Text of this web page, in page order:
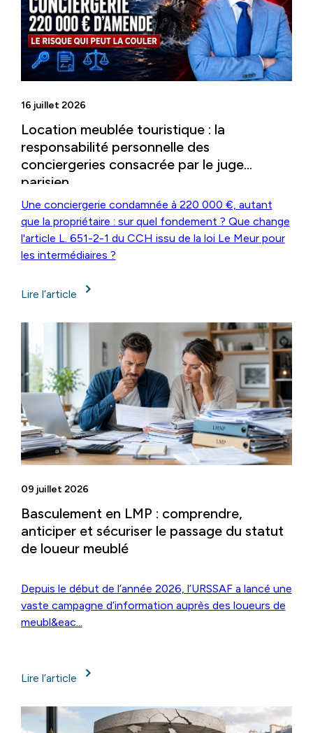
16 juillet 2026
Location meublée touristique : la
responsabilité personnelle des
conciergeries consacrée par le juge
parisien
Une conciergerie condamnée à 220 000 €, autant
que la propriétaire : sur quel fondement ? Que change
l'article L. 651-2-1 du CCH issu de la loi Le Meur pour
les intermédiaires ?
Lire l’article
09 juillet 2026
Basculement en LMP : comprendre,
anticiper et sécuriser le passage du statut
de loueur meublé
Depuis le début de l’année 2026, l’URSSAF a lancé une
vaste campagne d’information auprès des loueurs de
meubl&eac...
Lire l’article